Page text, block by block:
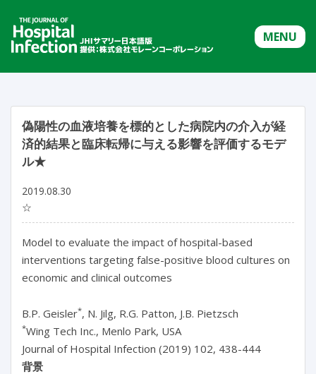
MENU
偽陽性の血液培養を標的とした病院内の介入が経
済的結果と臨床転帰に与える影響を評価するモデ
ル★
2019.08.30
☆
Model to evaluate the impact of hospital-based
interventions targeting false-positive blood cultures on
economic and clinical outcomes
B.P. Geisler*, N. Jilg, R.G. Patton, J.B. Pietzsch
*Wing Tech Inc., Menlo Park, USA
Journal of Hospital Infection (2019) 102, 438-444
背景